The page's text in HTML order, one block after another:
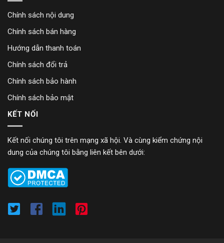
Chính sách nội dung
Chính sách bán hàng
Hướng dẫn thanh toán
Chính sách đổi trả
Chính sách bảo hành
Chính sách bảo mật
KẾT NỐI
Kết nối chúng tôi trên mạng xã hội. Và cùng kiểm chứng nội
dung của chúng tôi bằng liên kết bên dưới: